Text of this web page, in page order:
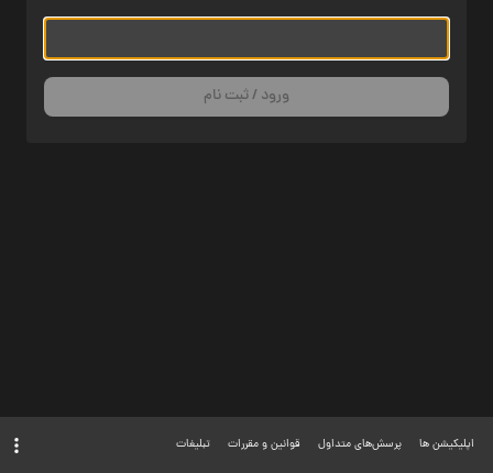
ورود / ثبت نام
اپلیکیشن ها پرسش‌های متداول قوانین و مقررات تبلیغات